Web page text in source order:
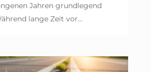
Jahren grundlegend
lange Zeit vor...